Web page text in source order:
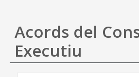
Acords del
Executiu